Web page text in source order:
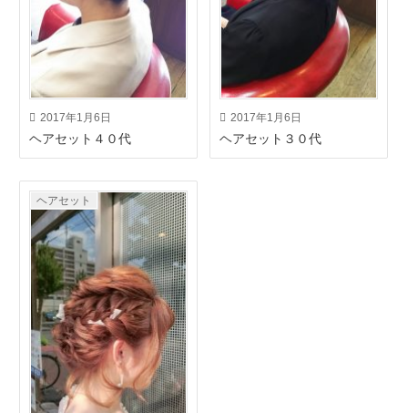
2017年1月6日
ヘアセット４０代
2017年1月6日
ヘアセット３０代
ヘアセット